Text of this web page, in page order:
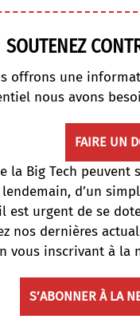
SOUTENEZ
offrons une
nous avons
FAIRE UN
la Big Tech
d’un
est urgent de se
nos dernières
vous inscrivant à la
S’ABONNER À LA